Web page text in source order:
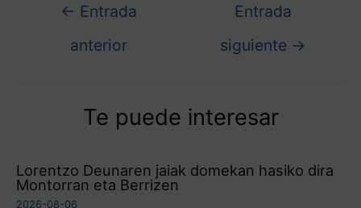
← Entrada
anterior
Entrada
siguiente →
Te puede interesar
Lorentzo Deunaren jaiak domekan hasiko dira
Montorran eta Berrizen
2026-08-06